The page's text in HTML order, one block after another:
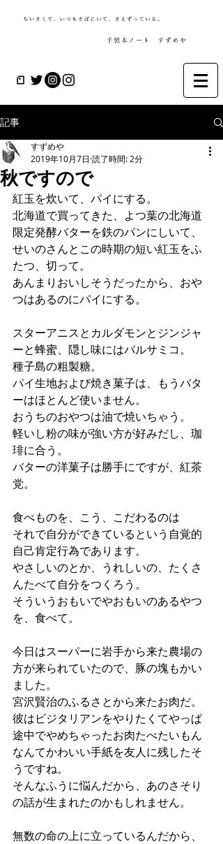
記事
秋ですので
すずめや
2019年10月7日 読了時間: 2分
紅玉を炊いて、パイにする。
北海道で買ってきた、よつ葉の北海道
限定発酵バターを鉄のパンにしいて、
せいのさんとこの時期の短い紅玉をふ
たつ、切って。
あんまりおいしそうだったから、おや
つはあるのにパイにする。
スターアニスとカルダモンとジンジャ
ーと蜂蜜、隠し味にはバルサミコ。
種子島の粗製糖。
パイ生地および焼き菓子は、もうバタ
ーはほとんど使いません。
おうちのおやつは油で焼いちゃう。
軽いし粉の味が強い方が好みだし、珈
琲に合う。
バターの洋菓子は勝手にですが、紅茶
党。
食べものを、こう、こだわるのは
それで自分ができているという自覚的
自己肯定行為であります。
やさしいのとか、うれしいの、たくさ
んたべて自分をつくろう。
そういうおもいでやおもいのあるやつ
を、食べて。
今日はスーパーに岩手から来た農場の
方が来られていたので、豚の塊もかい
ました。
宮沢賢治のふるさとから来たお肉だ。
彼はビジタリアンをやりたくてやっぱ
途中でやめちゃったお肉たべたいもん
なんてかわいい手紙を友人に残したそ
うですね。
そんなふうに悩んだから、あのさそり
の話が生まれたのかもしれません。
無数の命の上に立っているんだから、